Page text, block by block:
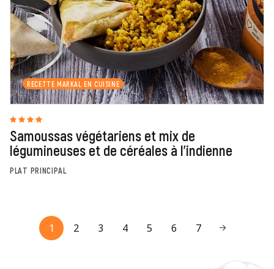
RECETTE MARKAL EN CUISINE
Samoussas végétariens et mix de
légumineuses et de céréales à l'indienne
PLAT PRINCIPAL
1 2 3 4 5 6 7